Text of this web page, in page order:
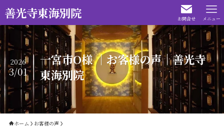
善光寺東海別院 お問合せ メニュー
一宮市O様 ｜お客様の声｜善光寺
東海別院
2026
3/01
ホーム お客様の声